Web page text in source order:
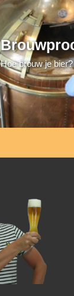
Hoe brouw je bier?